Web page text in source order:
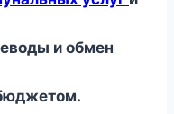
и обмен